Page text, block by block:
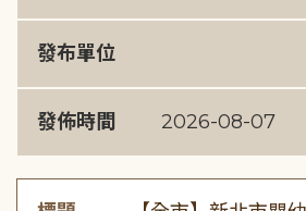
發布單位
發佈時間 2026-08-07